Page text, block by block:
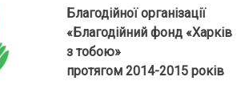
Благодійної організації
«Благодійний фонд «Харків
з тобою»
протягом 2014-2015 років